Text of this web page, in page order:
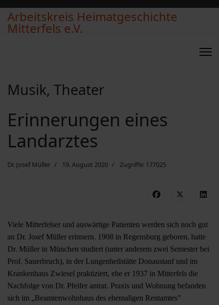
Arbeitskreis Heimatgeschichte
Mitterfels e.V.
Musik, Theater
Erinnerungen eines
Landarztes
Dr. Josef Müller 19. August 2020 Zugriffe: 177025
Viele Mitterfelser und auswärtige Patienten werden sich noch gut
an Dr. Josef Müller erinnern. 1908 in Regensburg geboren, hatte
Dr. Müller in München studiert (unter anderem zwei Semester bei
Prof. Sauerbruch), in der Lungenheilstätte Donaustauf und im
Krankenhaus Zwiesel praktiziert, ehe er 1937 in Mitterfels die
Nachfolge von Dr. Pfeifer antrat. Praxis und Wohnung befanden
sich im „Beamtenwohnhaus des ehemaligen Rentamtes”